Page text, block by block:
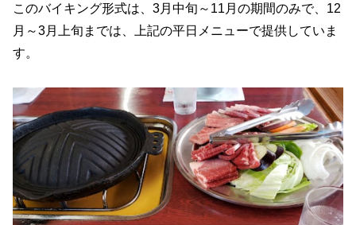
このバイキング形式は、3月中旬～11月の期間のみで、12
月～3月上旬までは、上記の平日メニューで提供していま
す。